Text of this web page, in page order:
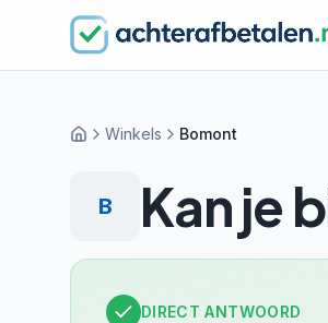
HomeWinkels Bomont
B Kan je
DIRECT ANTWOORD